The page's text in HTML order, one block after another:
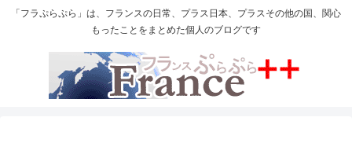
「フラぷらぷら」は、フランスの日常、プラス日本、プラスその他の国、関心
もったことをまとめた個人のブログです